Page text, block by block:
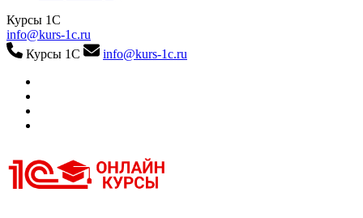
Курсы 1С
info@kurs-1c.ru
Курсы 1С
info@kurs-1c.ru